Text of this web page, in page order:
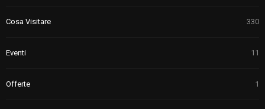
Cosa Visitare 330
Eventi 11
Offerte 1